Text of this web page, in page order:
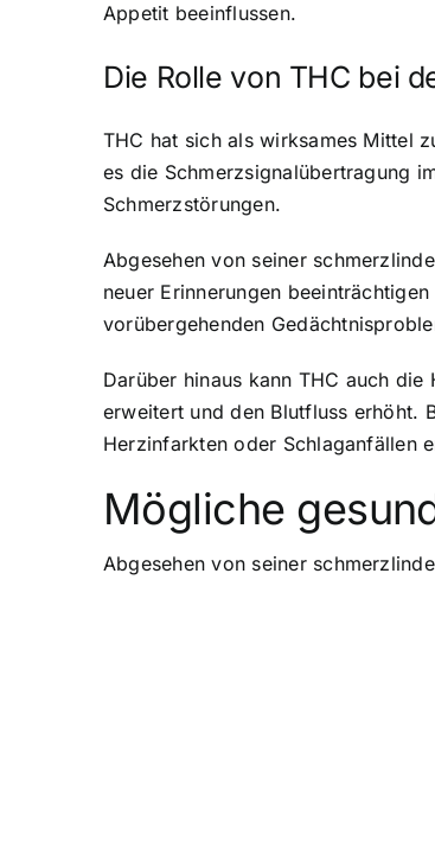
Appetit beeinflussen.
Die Rolle von THC bei
THC hat sich als wirksames Mittel
es die Schmerzsignalübertragung
Schmerzstörungen.
Abgesehen von seiner
neuer Erinnerungen
vorübergehenden
Darüber hinaus kann THC auch
erweitert und den Blutfluss erhöht.
Herzinfarkten oder Schlaganfällen
Mögliche
Abgesehen von seiner